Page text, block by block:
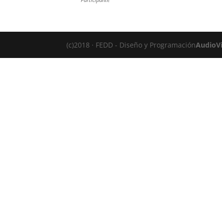
(c)2018 · FEDD - Diseño y Programación